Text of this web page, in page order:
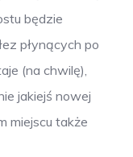
będzie
płynących po
(na chwilę),
jakiejś nowej
miejscu także